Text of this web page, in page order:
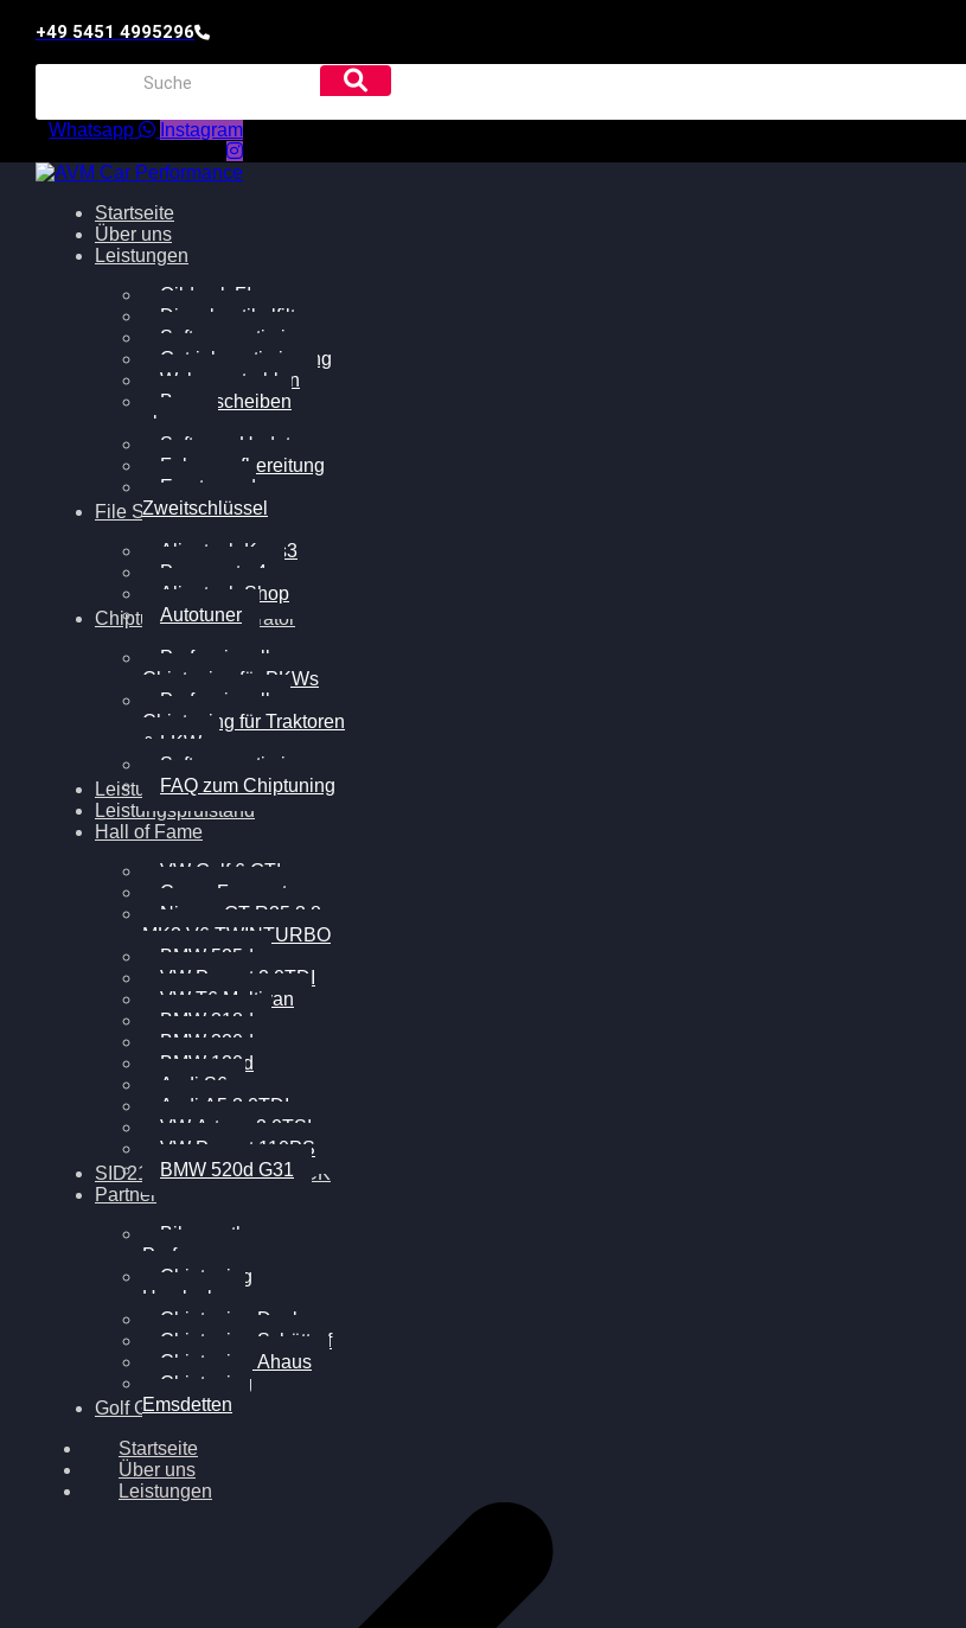
+49 5451 4995296
Whatsapp Instagram
Startseite
Über uns
Leistungen
Oildruck FIx
Dieselpartikelfilter
Softwareoptimierung
Getriebeoptimierung
Walnussstrahlen
Bremsscheiben
planen
Software Update
Felgenaufbereitung
Ersatz- und
Zweitschlüssel
File Service
Alientech Kess3
Powergate 4
Alientech Shop
Autotuner
Chiptuning Konfigurator
Professionelles
Chiptuning für PKWs
Professionelles
Chiptuning für Traktoren
& LKW
Softwareoptimierung
FAQ zum Chiptuning
Leistungsmessung
Leistungsprüfstand
Hall of Fame
VW Golf 6 GTI
Cupra Formentor
Nissan GT-R35 3.8
MK3 V6 TWINTURBO
BMW 525d
VW Passat 2.0TDI
VW T6 Multivan
BMW 318d
BMW 320d
BMW 120d
Audi S6
Audi A5 3.0TDI
VW Arteon 2.0TSI
VW Passat 110PS
BMW 520d G31
SID212 / 212EVO UNLOCK
Partner
Bilgenroth
Performance
Chiptuning
Herzlacke
Chiptuning Duelmen
Chiptuning Schüttorf
Chiptuning Ahaus
Chiptuning
Emsdetten
Golf Gewinnspiel
Startseite
Über uns
Leistungen